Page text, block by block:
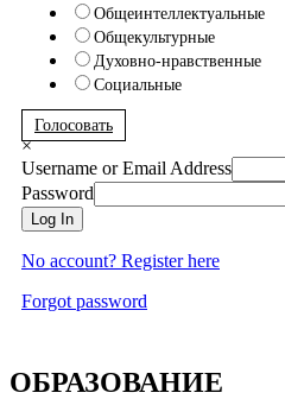
Общеинтеллектуальные
Общекультурные
Духовно-нравственные
Социальные
Голосовать
×
Username or Email Address
Password
Log In
No account? Register here
Forgot password
ОБРАЗОВАНИЕ